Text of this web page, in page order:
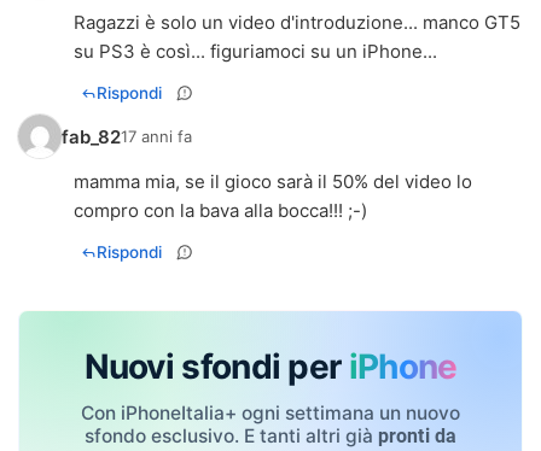
Ragazzi è solo un video d'introduzione... manco GT5
su PS3 è così... figuriamoci su un iPhone...
Rispondi
fab_8217 anni fa
mamma mia, se il gioco sarà il 50% del video lo
compro con la bava alla bocca!!! ;-)
Rispondi
Nuovi sfondi per iPhone
Con iPhoneItalia+ ogni settimana un nuovo
sfondo esclusivo. E tanti altri già pronti da